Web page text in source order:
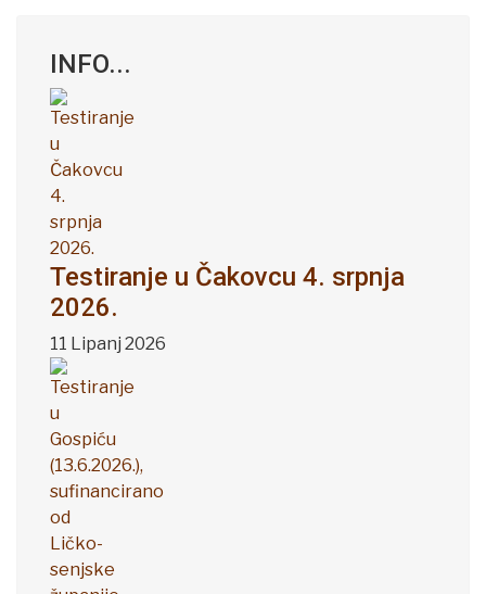
INFO...
Testiranje u Čakovcu 4. srpnja
2026.
11 Lipanj 2026